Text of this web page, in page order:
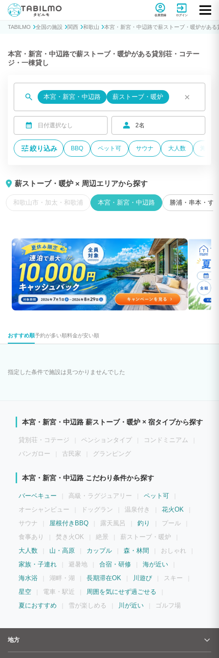
貸別荘コテージ・一棟貸し宿泊予約サイトTABILMO(タビルモ)
会員登録 ログイン
TABILMO 全国の施設 関西 和歌山 本宮・新宮・中辺路で薪ストーブ・暖炉があ
本宮・新宮・中辺路で薪ストーブ・暖炉がある貸別荘・コテー
ジ・一棟貸し
本宮・新宮・中辺路 薪ストーブ・暖炉 ×
日付選択なし 2名
絞り込み BBQ ペット可 サウナ 大人数 海が
薪ストーブ・暖炉 × 周辺エリアから探す
和歌山市・加太・和歌浦 本宮・新宮・中辺路 勝浦・串本・す
おすすめ順予約が多い順料金が安い順
指定した条件で施設は見つかりませんでした
本宮・新宮・中辺路 薪ストーブ・暖炉 × 宿タイプから探す
貸別荘・コテージ ペンションタイプ
コンドミニアム
バンガロー
古民家 グランピング
本宮・新宮・中辺路 こだわり条件から探す
バーベキュー 高級・ラグジュアリー
ペット可
オーシャンビュー
ドッグラン 温泉付き
花火OK
サウナ
屋根付きBBQ 露天風呂 釣り
プール
食事あり
焚き火OK 絶景
薪ストーブ・暖炉
大人数
山・高原 カップル 森・林間
おしゃれ
家族・子連れ
避暑地 合宿・研修
海が近い
海水浴
湖畔・湖 長期滞在OK 川遊び
スキー
星空
電車・駅近
周囲を気にせず過ごせる
夏におすすめ
雪が楽しめる 川が近い ゴルフ場
地方